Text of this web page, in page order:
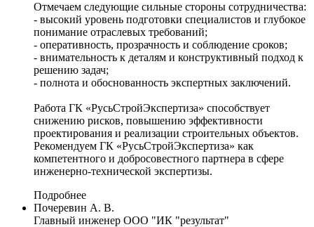
Отмечаем следующие сильные стороны сотрудничества:
- высокий уровень подготовки специалистов и глубокое
понимание отраслевых требований;
- оперативность, прозрачность и соблюдение сроков;
- внимательность к деталям и конструктивный подход к
решению задач;
- полнота и обоснованность экспертных заключений.
Работа ГК «РусьСтройЭкспертиза» способствует
снижению рисков, повышению эффективности
проектирования и реализации строительных объектов.
Рекомендуем ГК «РусьСтройЭкспертиза» как
компетентного и добросовестного партнера в сфере
инженерно-технической экспертизы.
Подробнее
Почеревин А. В.
Главный инженер ООО "ИК "результат"